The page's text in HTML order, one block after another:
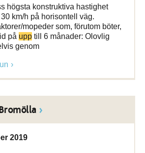
högsta konstruktiva hastighet
km/h på horisontell väg.
mopeder som, förutom böter,
på upp till 6 månader: Olovlig
genom
2019